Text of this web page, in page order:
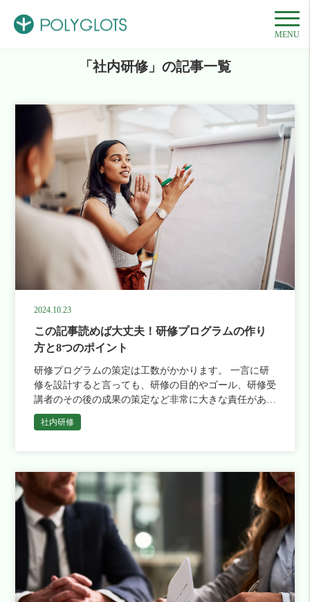
MENU
HOME 記事一覧 社内研修
「社内研修」の記事一覧
2024.10.23
この記事読めば大丈夫！研修プログラムの作り
方と8つのポイント
研修プログラムの策定は工数がかかります。 一言に研
修を設計すると言っても、研修の目的やゴール、研修受
講者のその後の成果の策定など非常に大きな責任がある
重要な仕事です。 この記事では、研修プログラムの策
定方法と注意点を解説 […]
社内研修